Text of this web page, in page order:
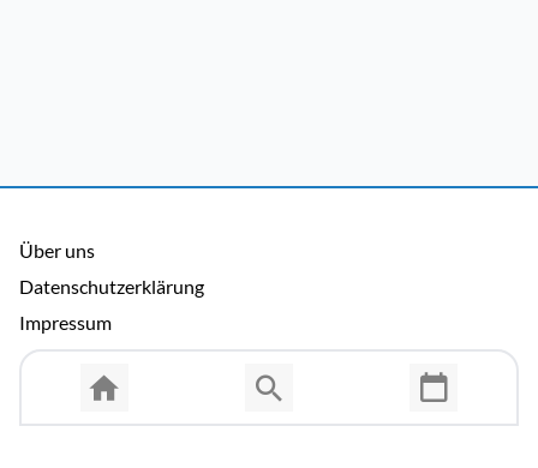
Über uns
Datenschutzerklärung
Impressum
Allgemeine Nutzungsbedingungen